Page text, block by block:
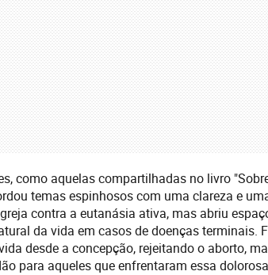
como aquelas compartilhadas no livro
temas espinhosos com uma clareza e
contra a eutanásia ativa, mas abriu
da vida em casos de doenças terminais.
desde a concepção, rejeitando o aborto,
para aqueles que enfrentaram essa